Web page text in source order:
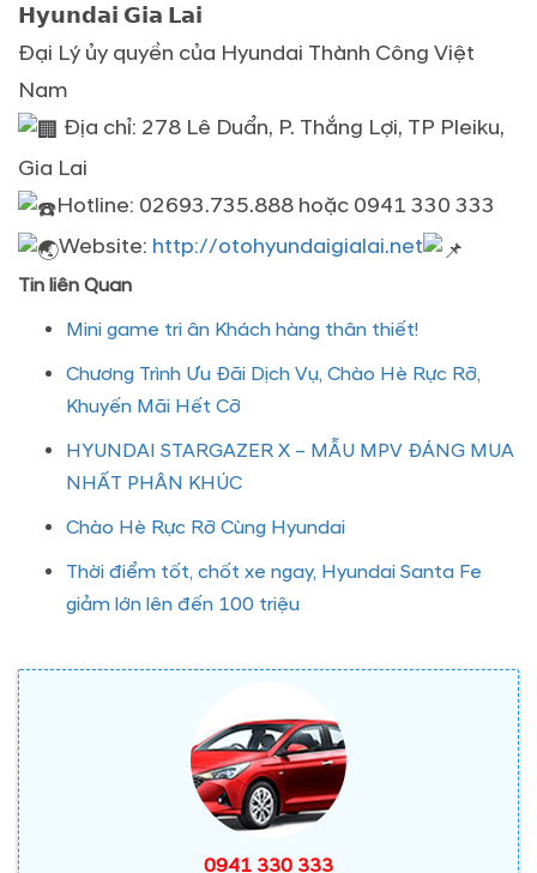
𝗛𝘆𝘂𝗻𝗱𝗮𝗶 𝗚𝗶𝗮 𝗟𝗮𝗶
Đại Lý ủy quyền của Hyundai Thành Công Việt
Nam
Địa chỉ: 278 Lê Duẩn, P. Thắng Lợi, TP Pleiku,
Gia Lai
Hotline: 02693.735.888 hoặc 0941 330 333
Website: http://otohyundaigialai.net
Tin liên Quan
Mini game tri ân Khách hàng thân thiết!
Chương Trình Ưu Đãi Dịch Vụ, Chào Hè Rực Rỡ,
Khuyến Mãi Hết Cỡ
HYUNDAI STARGAZER X – MẪU MPV ĐÁNG MUA
NHẤT PHÂN KHÚC
Chào Hè Rực Rỡ Cùng Hyundai
Thời điểm tốt, chốt xe ngay, Hyundai Santa Fe
giảm lớn lên đến 100 triệu
0941 330 333